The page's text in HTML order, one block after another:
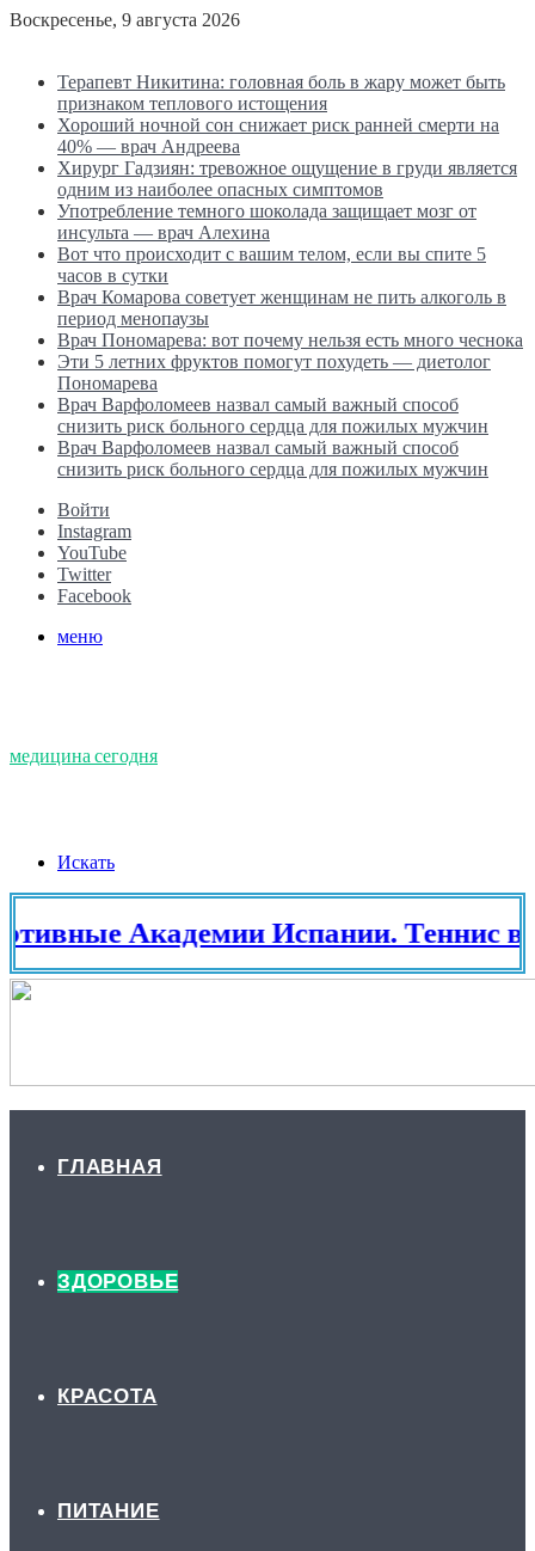
Воскресенье, 9 августа 2026
Терапевт Никитина: головная боль в жару может быть
признаком теплового истощения
Хороший ночной сон снижает риск ранней смерти на
40% — врач Андреева
Хирург Гадзиян: тревожное ощущение в груди является
одним из наиболее опасных симптомов
Употребление темного шоколада защищает мозг от
инсульта — врач Алехина
Вот что происходит с вашим телом, если вы спите 5
часов в сутки
Врач Комарова советует женщинам не пить алкоголь в
период менопаузы
Врач Пономарева: вот почему нельзя есть много чеснока
Эти 5 летних фруктов помогут похудеть — диетолог
Пономарева
Врач Варфоломеев назвал самый важный способ
снизить риск больного сердца для пожилых мужчин
Врач Варфоломеев назвал самый важный способ
снизить риск больного сердца для пожилых мужчин
Войти
Instagram
YouTube
Twitter
Facebook
меню
медицина сегодня
Искать
Академии Испании. Теннис в
ГЛАВНАЯ
ЗДОРОВЬЕ
КРАСОТА
ПИТАНИЕ